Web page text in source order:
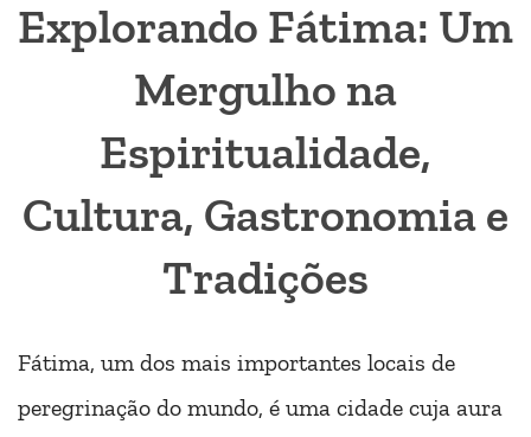
Explorando Fátima: Um
Mergulho na
Espiritualidade,
Cultura, Gastronomia e
Tradições
Fátima, um dos mais importantes locais de
peregrinação do mundo, é uma cidade cuja aura